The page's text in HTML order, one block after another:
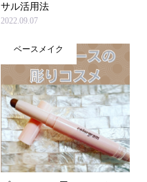
サル活用法
2022.09.07
ベースメイク